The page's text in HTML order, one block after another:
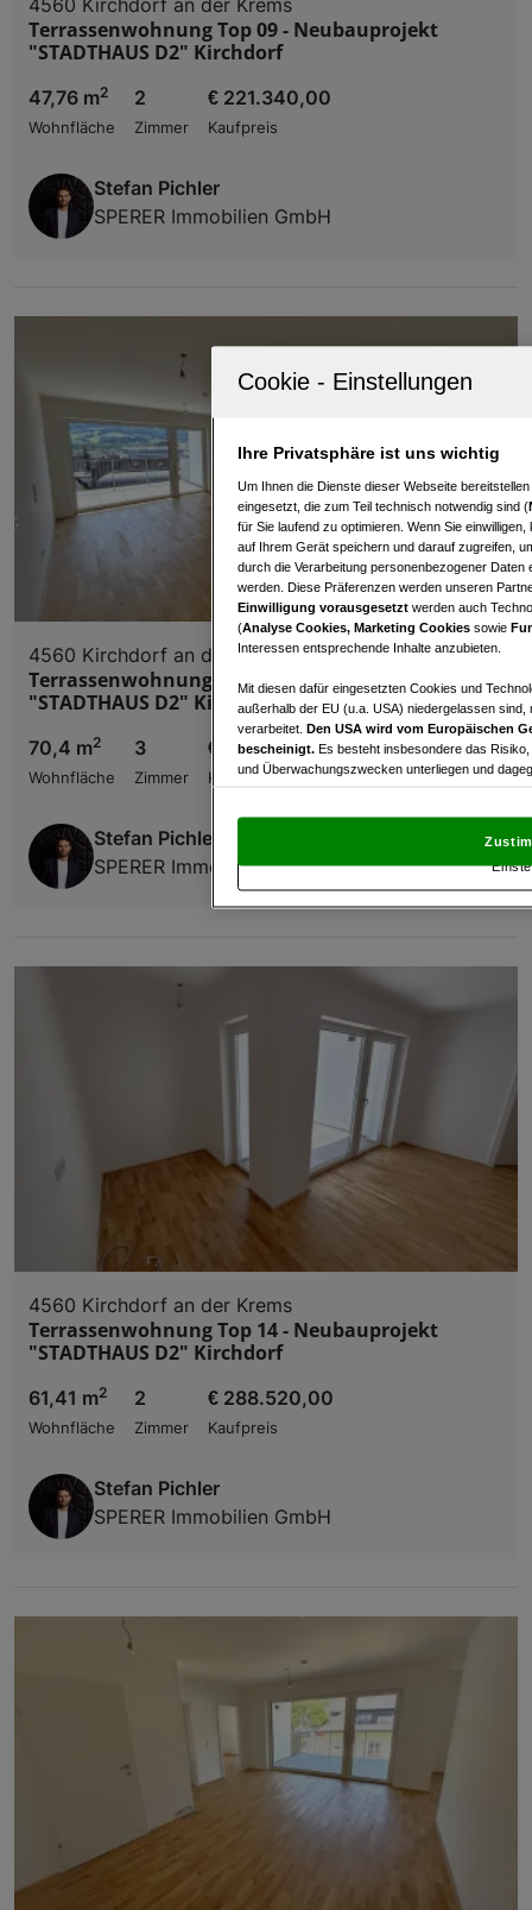
Terrassenwohnung Top 09 - Neubauprojekt
"STADTHAUS D2" Kirchdorf
47,76 m2
Wohnfläche
2
Zimmer
€ 221.340,00
Kaufpreis
Stefan Pichler
SPERER Immobilien GmbH
4560 Kirchdorf an der Krems
Terrassenwohnung Top 13 - Neubauprojekt
"STADTHAUS D2" Kirchdorf
70,4 m2
Wohnfläche
3
Zimmer
€ 316.180,00
Kaufpreis
Stefan Pichler
SPERER Immobilien GmbH
4560 Kirchdorf an der Krems
Terrassenwohnung Top 14 - Neubauprojekt
"STADTHAUS D2" Kirchdorf
61,41 m2
Wohnfläche
2
Zimmer
€ 288.520,00
Kaufpreis
Stefan Pichler
SPERER Immobilien GmbH
Ihre Privatsphäre ist uns wichtig
Um Ihnen die Dienste dieser Webseite
eingesetzt, die zum Teil technisch notwendig sind (
für Sie laufend zu optimieren. Wenn Sie
auf Ihrem Gerät speichern und darauf zugreifen,
durch die Verarbeitung personenbezogener
werden. Diese Präferenzen werden unseren
Einwilligung vorausgesetzt werden auch
(Analyse Cookies, Marketing Cookies sowie
Interessen entsprechende Inhalte anzubieten.
Mit diesen dafür eingesetzten Cookies und
außerhalb der EU (u.a. USA) niedergelassen
verarbeitet. Den USA wird vom Europäischen
bescheinigt. Es besteht insbesondere das
und Überwachungszwecken unterliegen und
und Widerspruch gegen die Verarbeitung auf der
„Cookie Einstellungen“, die sich auf jeder Seite
Verwendung genauer Standortdaten.
Zugriff auf Informationen auf einem Endgerät.
und der Performance von Inhalten,
Liste der Partner (Lieferanten)